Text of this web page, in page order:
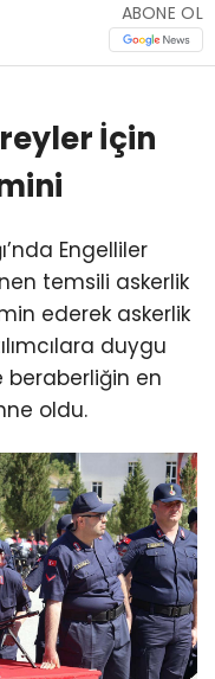
ABONE OL
İçin
Engelliler
temsili askerlik
ederek askerlik
duygu
beraberliğin en
oldu.